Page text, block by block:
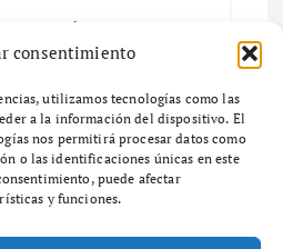
consentimiento
utilizamos tecnologías como las
a la información del dispositivo. El
nos permitirá procesar datos como
o las identificaciones únicas en este
puede afectar
y funciones.
y cómo afecta el
en tu
por qué es importante en
¿Qué es el zoning y por
el desarrollo urbano? El